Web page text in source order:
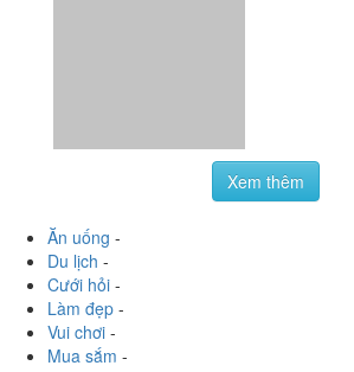
Xem thêm
Ăn uống -
Du lịch -
Cưới hỏi -
Làm đẹp -
Vui chơi -
Mua sắm -